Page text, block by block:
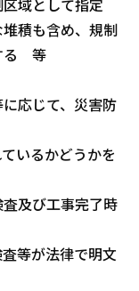
域として指定
積も含め、規制
る 等
応じて、災害防
いるかどうかを
及び工事完了時
等が法律で明文